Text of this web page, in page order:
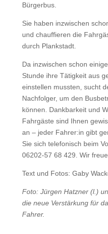
Bürgerbus.
Sie haben inzwischen
und chauffieren die
durch Plankstadt.
Da inzwischen schon
Stunde ihre Tätigkeit aus
einstellen mussten, sucht
Nachfolger, um den
können. Dankbarkeit und
Fahrgäste sind Ihnen
an – jeder Fahrer:in gibt
Sie sich telefonisch beim
06202-57 68 429. Wir
Text und Fotos: Gaby
Foto: Jürgen Hatzner (l.)
die neue Verstärkung für
Fahrer.